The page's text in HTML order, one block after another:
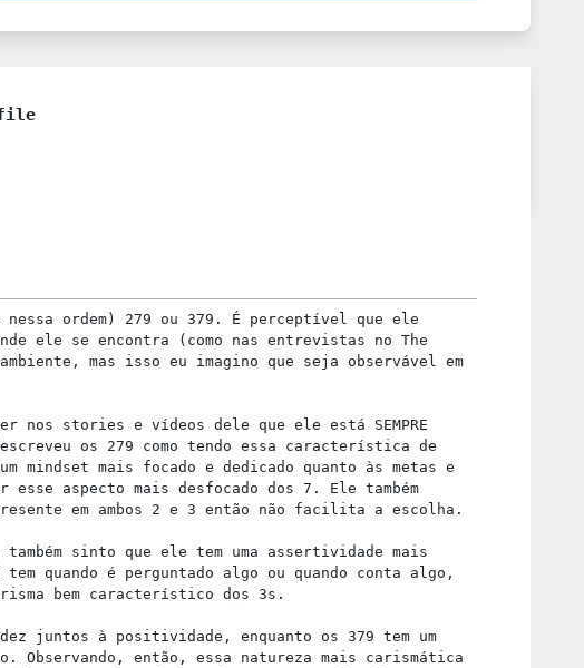
ordem) 279 ou 379. É perceptível que ele
ele se encontra (como nas entrevistas no The
mas isso eu imagino que seja observável em
nos stories e vídeos dele que ele está SEMPRE
os 279 como tendo essa característica de
mindset mais focado e dedicado quanto às metas e
aspecto mais desfocado dos 7. Ele também
em ambos 2 e 3 então não facilita a escolha.
também sinto que ele tem uma assertividade mais
quando é perguntado algo ou quando conta algo,
bem característico dos 3s.
juntos à positividade, enquanto os 379 tem um
Observando, então, essa natureza mais carismática